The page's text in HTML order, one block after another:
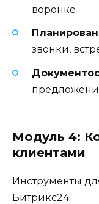
воронке
звонки,
Модуль 4:
клиентами
Инструменты
Битрикс24: